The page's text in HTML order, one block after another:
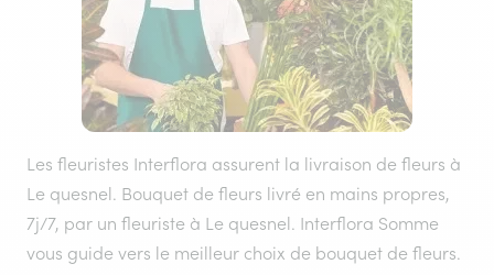
Les fleuristes Interflora assurent la livraison de fleurs à
Le quesnel. Bouquet de fleurs livré en mains propres,
7j/7, par un fleuriste à Le quesnel. Interflora Somme
vous guide vers le meilleur choix de bouquet de fleurs.